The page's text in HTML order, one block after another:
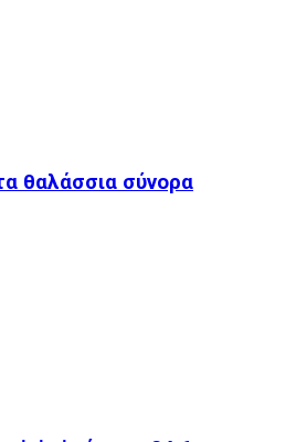
θαλάσσια σύνορα